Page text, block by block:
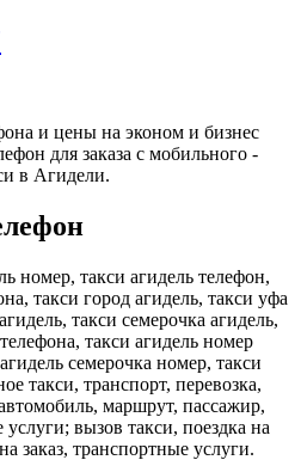
и цены на эконом и бизнес
для заказа с мобильного -
в Агидели.
номер, такси агидель телефон,
такси город агидель, такси уфа
такси семерочка агидель,
такси агидель номер
семерочка номер, такси
такси, транспорт, перевозка,
маршрут, пассажир,
вызов такси, поездка на
заказ, транспортные услуги.